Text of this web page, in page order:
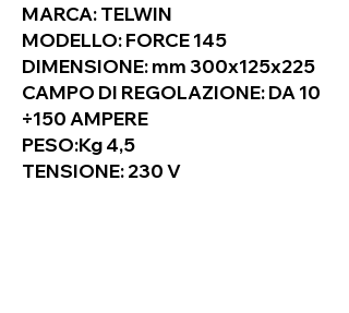
MARCA:TELWIN
MODELLO:FORCE 145
DIMENSIONE:mm 300x125x225
CAMPO DI REGOLAZIONE:DA 10
÷150 AMPERE
PESO:Kg 4,5
TENSIONE: 230 V